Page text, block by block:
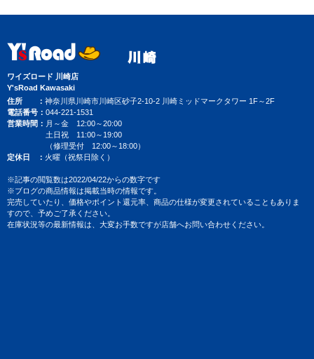
ワイズロード 川崎店
Y'sRoad Kawasaki
住所
神奈川県川崎市川崎区砂子2-10-2 川崎ミッドマークタワー 1F～2F
電話番号
044-221-1531
営業時間
月～金 12:00～20:00
土日祝 11:00～19:00
（修理受付 12:00～18:00）
定休日
火曜（祝祭日除く）
※記事の閲覧数は2022/04/22からの数字です
※ブログの商品情報は掲載当時の情報です。
完売していたり、価格やポイント還元率、商品の仕様が変更されていることもありま
すので、予めご了承ください。
在庫状況等の最新情報は、大変お手数ですが店舗へお問い合わせください。